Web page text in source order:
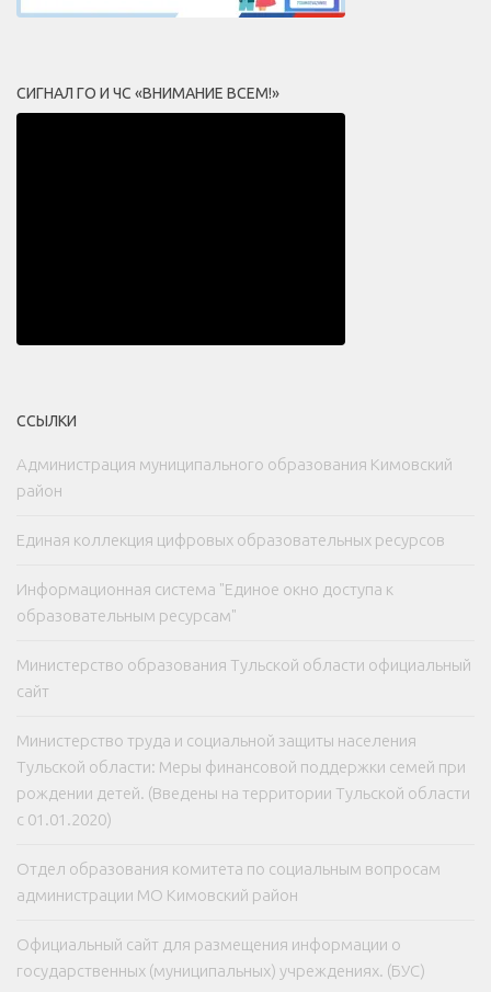
СИГНАЛ ГО И ЧС «ВНИМАНИЕ ВСЕМ!»
ССЫЛКИ
Администрация муниципального образования Кимовский
район
Единая коллекция цифровых образовательных ресурсов
Информационная система "Единое окно доступа к
образовательным ресурсам"
Министерство образования Тульской области официальный
сайт
Министерство труда и социальной защиты населения
Тульской области: Меры финансовой поддержки семей при
рождении детей. (Введены на территории Тульской области
с 01.01.2020)
Отдел образования комитета по социальным вопросам
администрации МО Кимовский район
Официальный сайт для размещения информации о
государственных (муниципальных) учреждениях. (БУС)